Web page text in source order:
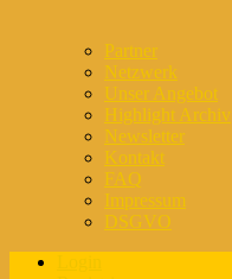
Partner
Netzwerk
Unser Angebot
Highlight Archiv
Newsletter
Kontakt
FAQ
Impressum
DSGVO